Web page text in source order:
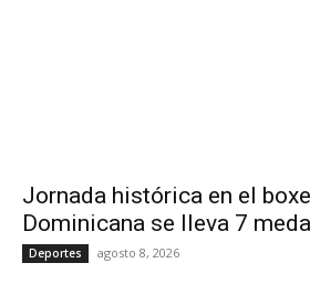
Jornada histórica en el
Dominicana se lleva 7
Deportes agosto 8, 2026